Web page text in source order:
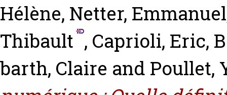
Hélène, Netter, Emmanuel
Thibault , Caprioli, Eric,
barth, Claire and Poullet,